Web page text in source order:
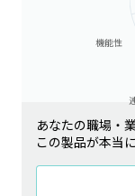
機能性
あなたの職場・
この製品が本当